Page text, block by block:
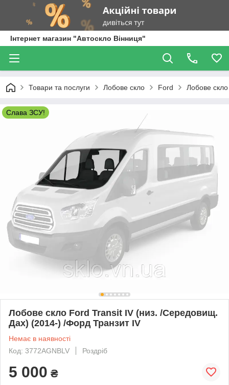
Інтернет магазин "Автоскло Вінниця"
Товари та послуги Лобове скло Ford Лобове
Слава ЗСУ!
Лобове скло Ford Transit IV (низ. /Середовищ.
Дах) (2014-) /Форд Транзит IV
Немає в наявності
Код: 3772AGNBLV
Роздріб
5 000 ₴